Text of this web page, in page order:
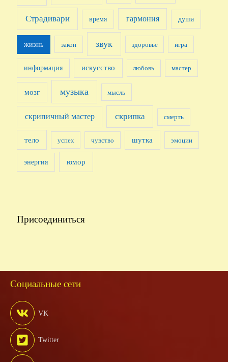
:
Страдивари время гармония душа
жизнь закон звук здоровье игра
информация искусство любовь мастер
мозг музыка мысль
скрипичный мастер скрипка смерть
тело успех чувство шутка эмоции
энергия юмор
Присоединиться
Социальные сети
VK
Twitter